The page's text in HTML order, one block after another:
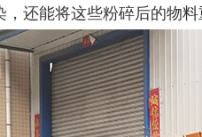
还能将这些粉碎后的物